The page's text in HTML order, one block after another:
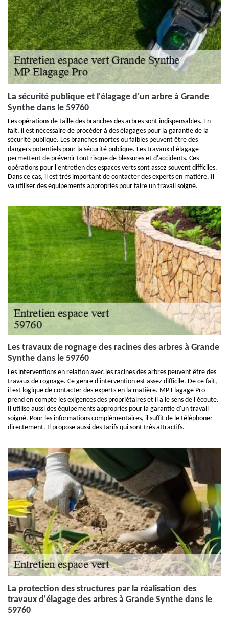
La sécurité publique et l'élagage d'un arbre à Grande
Synthe dans le 59760
Les opérations de taille des branches des arbres sont indispensables. En
fait, il est nécessaire de procéder à des élagages pour la garantie de la
sécurité publique. Les branches mortes ou faibles peuvent être des
dangers potentiels pour la sécurité publique. Les travaux d'élagage
permettent de prévenir tout risque de blessures et d'accidents. Ces
opérations pour l'entretien des espaces verts sont assez souvent difficiles.
Dans ce cas, il est très important de contacter des experts en matière. Il
va utiliser des équipements appropriés pour faire un travail soigné.
Les travaux de rognage des racines des arbres à Grande
Synthe dans le 59760
Les interventions en relation avec les racines des arbres peuvent être des
travaux de rognage. Ce genre d'intervention est assez difficile. De ce fait,
il est logique de contacter des experts en la matière. MP Elagage Pro
prend en compte les exigences des propriétaires et il a le sens de l'écoute.
Il utilise aussi des équipements appropriés pour la garantie d'un travail
soigné. Pour les informations complémentaires, il suffit de le téléphoner
directement. Il propose aussi des tarifs qui sont très attractifs.
La protection des structures par la réalisation des
travaux d'élagage des arbres à Grande Synthe dans le
59760